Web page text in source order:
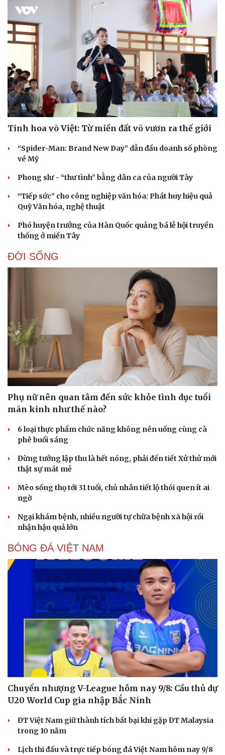
Doanh nghiệp
Thông tin doanh nghiệp
Doanh nghiệp 24h
Doanh nhân
Vì cộng đồng
Công nghệ
Sành điệu
Tin Công nghệ
Trải nghiệm
Chuyển đổi số
Dinh dưỡng - món ngon
Sản phụ khoa
Tình yêu - Gia đình
Tinh hoa võ Việt: Từ miền đất võ vươn ra thế giới
“Spider-Man: Brand New Day” dẫn đầu doanh số phòng
vé Mỹ
Phong slư - “thư tình” bằng dân ca của người Tày
“Tiếp sức” cho công nghiệp văn hóa: Phát huy hiệu quả
Quỹ Văn hóa, nghệ thuật
Phó huyện trưởng của Hàn Quốc quảng bá lễ hội truyền
thống ở miền Tây
ĐỜI SỐNG
Phụ nữ nên quan tâm đến sức khỏe tình dục tuổi
mãn kinh như thế nào?
6 loại thực phẩm chức năng không nên uống cùng cà
phê buổi sáng
Đừng tưởng lập thu là hết nóng, phải đến tiết Xử thử mới
thật sự mát mẻ
Mèo sống thọ tới 31 tuổi, chủ nhân tiết lộ thói quen ít ai
ngờ
Ngại khám bệnh, nhiều người tự chữa bệnh xã hội rồi
nhận hậu quả lớn
BÓNG ĐÁ VIỆT NAM
Chuyển nhượng V-League hôm nay 9/8: Cầu thủ dự
U20 World Cup gia nhập Bắc Ninh
ĐT Việt Nam giữ thành tích bất bại khi gặp ĐT Malaysia
trong 10 năm
Lịch thi đấu và trực tiếp bóng đá Việt Nam hôm nay 9/8